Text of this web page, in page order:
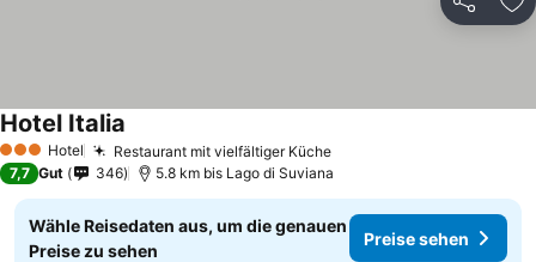
Teilen
3 SterneHotel Restaurant mit vielfältiger Küche
Hotel Italia
7,7 Gut 346 5.8 km bis Lago di Suviana
Wähle Reisedaten aus, um die genauen
Preise zu sehen
Preise sehen